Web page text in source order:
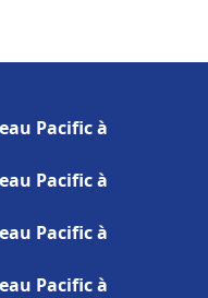
Pacific à
Pacific à
Pacific à
Pacific à